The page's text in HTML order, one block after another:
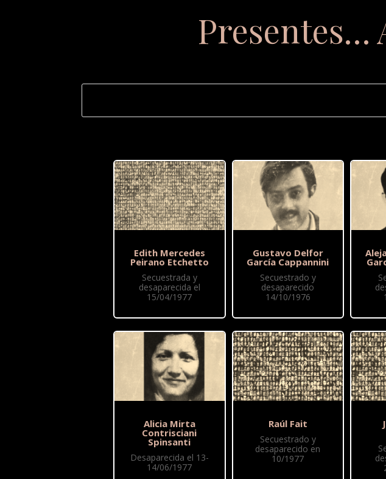
Presentes…
Edith Mercedes
Peirano Etchetto
Secuestrada y
desaparecida el
15/04/1977
Alicia Mirta
Contrisciani
Spinsanti
Desaparecida el 13-
14/06/1977
Gustavo Delfor
García Cappannini
Secuestrado y
desaparecido
14/10/1976
Raúl Fait
Secuestrado y
desaparecido en
10/1977